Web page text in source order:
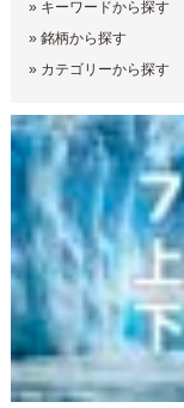
» キーワードから探す
» 銘柄から探す
» カテゴリーから探す